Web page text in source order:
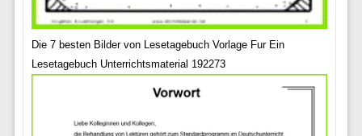
Die 7 besten Bilder von Lesetagebuch Vorlage Fur Ein
Lesetagebuch Unterrichtsmaterial 192273